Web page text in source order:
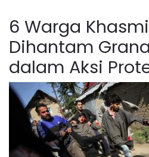
6 Warga
Dihantam
dalam Aksi